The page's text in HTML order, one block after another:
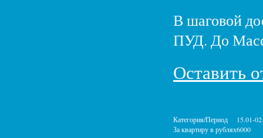
В шаговой
ПУД. До
Оставить
Категория/Период
15.01-
За квартиру в рублях6000